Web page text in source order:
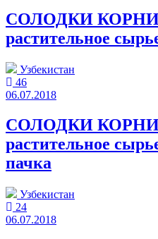
СОЛОДКИ КОРНИ
растительное
Узбекистан
46
06.07.2018
СОЛОДКИ КОРНИ
растительное
пачка
Узбекистан
24
06.07.2018